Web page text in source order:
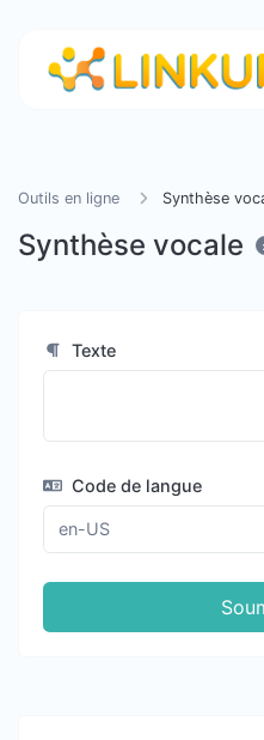
Outils en ligne Synthèse
Synthèse vocale
Texte
Code de langue